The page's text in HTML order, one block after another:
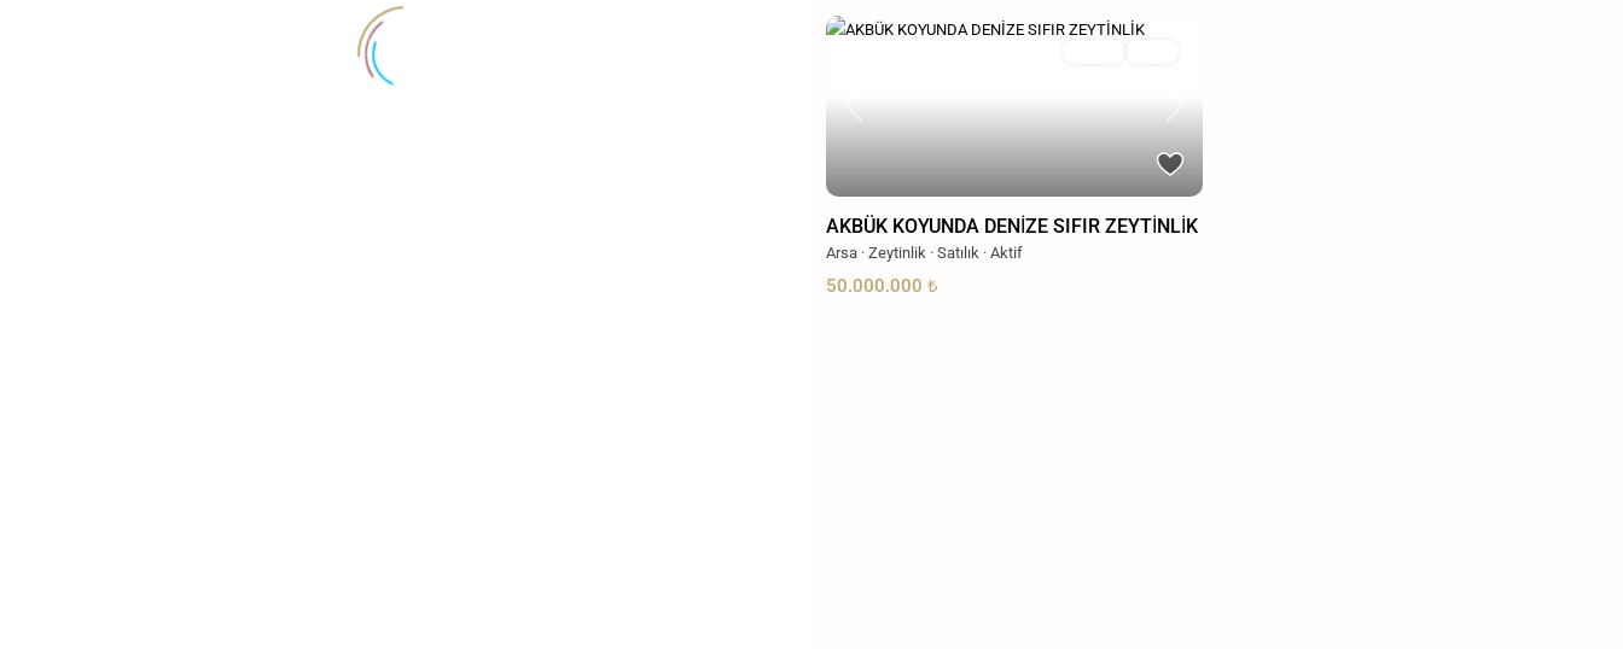
Previous Next
AKBÜK KOYUNDA DENİZE SIFIR ZEYTİNLİK
Arsa · Zeytinlik · Satılık · Aktif
50.000.000 ₺